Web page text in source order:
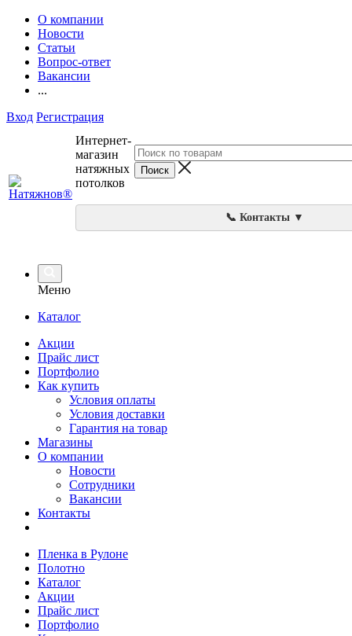
О компании
Новости
Статьи
Вопрос-ответ
Вакансии
...
Вход Регистрация
Интернет-
магазин
натяжных
потолков
📞 Контакты ▼
Меню
Каталог
Акции
Прайс лист
Портфолио
Как купить
Условия оплаты
Условия доставки
Гарантия на товар
Магазины
О компании
Новости
Сотрудники
Вакансии
Контакты
Пленка в Рулоне
Полотно
Каталог
Акции
Прайс лист
Портфолио